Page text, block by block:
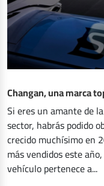
Changan, una marca
Si eres un amante de
sector, habrás podido
crecido muchísimo en
más vendidos este
vehículo pertenece a...